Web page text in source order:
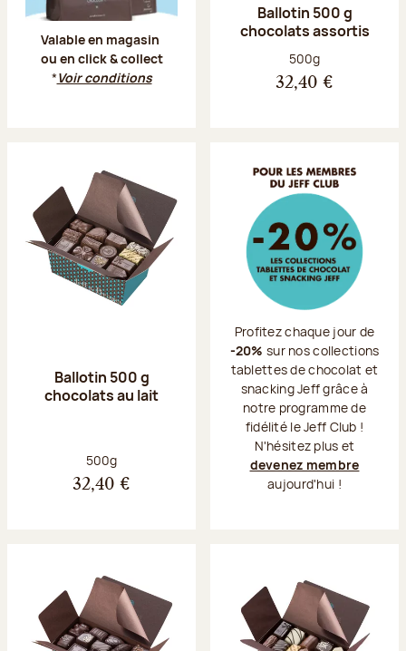
Valable en magasin
ou en click & collect
*Voir conditions
Ballotin 500 g
chocolats assortis
Poids net :
500g
32,40 €
Ballotin 500 g
chocolats au lait
Poids net :
500g
32,40 €
Profitez chaque jour de
-20% sur nos collections
tablettes de chocolat et
snacking Jeff grâce à
notre programme de
fidélité le Jeff Club !
N'hésitez plus et
devenez membre
aujourd'hui !